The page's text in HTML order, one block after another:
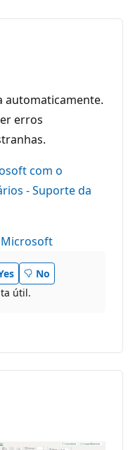
automaticamente.
erros
com o
- Suporte da
Microsoft
No
útil.